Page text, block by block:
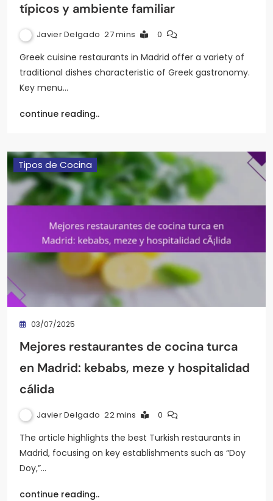
típicos y ambiente familiar
Javier Delgado 27 mins 0
Greek cuisine restaurants in Madrid offer a variety of
traditional dishes characteristic of Greek gastronomy.
Key menu…
continue reading..
Tipos de Cocina
03/07/2025
Mejores restaurantes de cocina turca
en Madrid: kebabs, meze y hospitalidad
cálida
Javier Delgado 22 mins 0
The article highlights the best Turkish restaurants in
Madrid, focusing on key establishments such as “Doy
Doy,”…
continue reading..